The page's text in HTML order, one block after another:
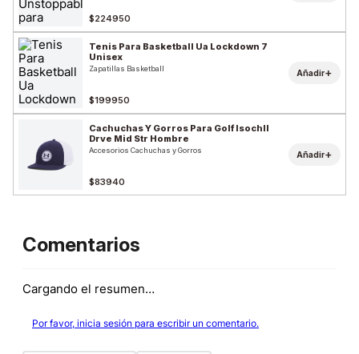
$224950
Tenis Para Basketball Ua Lockdown 7
Unisex
Zapatillas Basketball
$199950
Añadir+
Cachuchas Y Gorros Para Golf Isochll
Drve Mid Str Hombre
Accesorios Cachuchas y Gorros
$83940
Añadir+
Comentarios
Cargando el resumen…
Por favor, inicia sesión para escribir un comentario.